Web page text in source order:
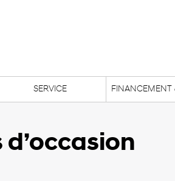
SERVICE FINANCEMENT